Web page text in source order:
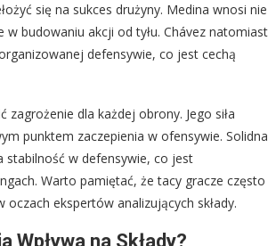
się na sukces drużyny. Medina wnosi nie
budowaniu akcji od tyłu. Chávez natomiast
defensywie, co jest cechą
dla każdej obrony. Jego siła
punktem zaczepienia w ofensywie. Solidna
stabilność w defensywie, co jest
Warto pamiętać, że tacy gracze często
ekspertów analizujących składy.
na Składy?